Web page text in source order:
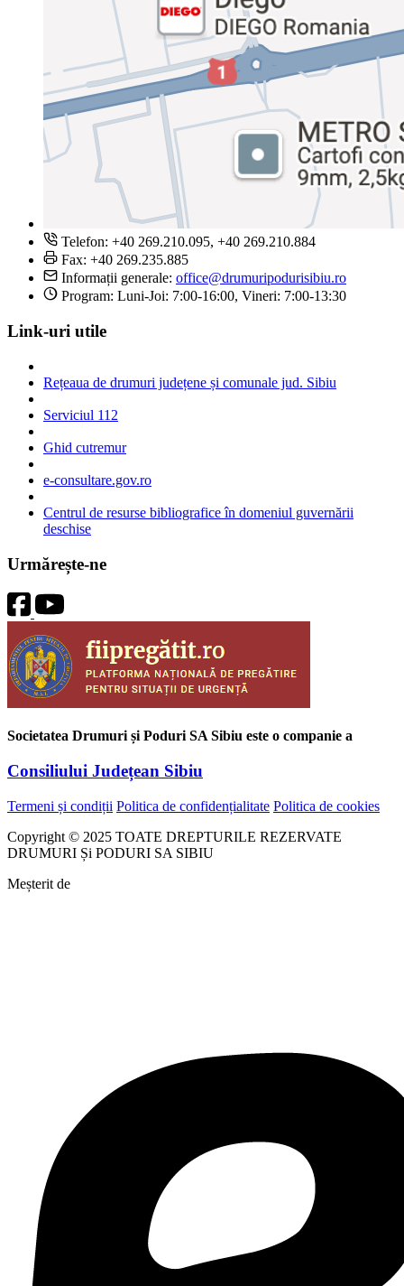
Telefon: +40 269.210.095, +40 269.210.884
Fax: +40 269.235.885
Informații generale: office@drumuripodurisibiu.ro
Program: Luni-Joi: 7:00-16:00, Vineri: 7:00-13:30
Link-uri utile
Rețeaua de drumuri județene și comunale jud. Sibiu
Serviciul 112
Ghid cutremur
e-consultare.gov.ro
Centrul de resurse bibliografice în domeniul guvernării
deschise
Urmărește-ne
Societatea Drumuri și Poduri SA Sibiu este o companie a
Consiliului Județean Sibiu
Termeni și condiții Politica de confidențialitate Politica de cookies
Copyright © 2025 TOATE DREPTURILE REZERVATE
DRUMURI Și PODURI SA SIBIU
Meșterit de